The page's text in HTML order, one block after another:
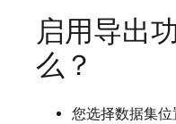
启用导出
么？
您选择数据集